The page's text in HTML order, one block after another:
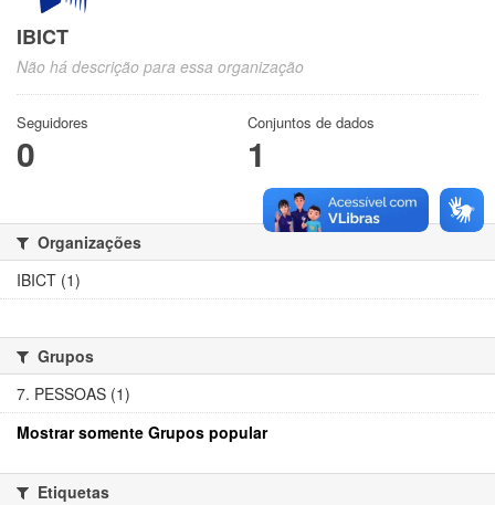
IBICT
Não há descrição para essa organização
Seguidores
0
Conjuntos de dados
1
Organizações
IBICT (1)
Grupos
7. PESSOAS (1)
Mostrar somente Grupos popular
Etiquetas